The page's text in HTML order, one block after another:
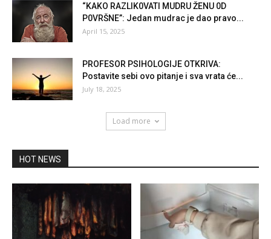
“KAKO RAZLIK0VATI MUDRU ŽENU 0D
P0VRŠNE”: Jedan mudrac je dao pravo...
April 15, 2025
PROFESOR PSIHOLOGIJE OTKRIVA:
Postavite sebi ovo pitanje i sva vrata će...
July 18, 2025
Load more
HOT NEWS